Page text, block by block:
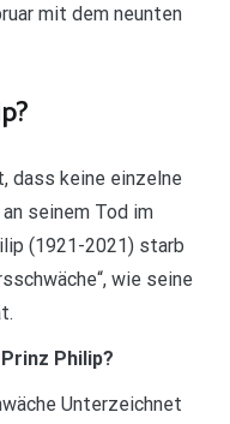
mit dem neunten
dass keine einzelne
seinem Tod im
(1921-2021) starb
wie seine
Philip?
Unterzeichnet